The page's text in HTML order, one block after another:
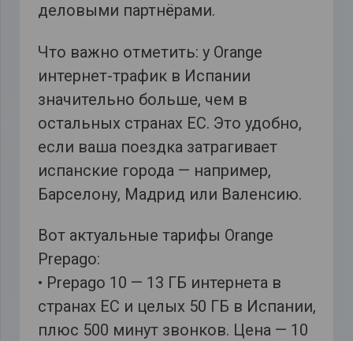
деловыми партнёрами.
Что важно отметить: у Orange
интернет-трафик в Испании
значительно больше, чем в
остальных странах ЕС. Это удобно,
если ваша поездка затрагивает
испанские города — например,
Барселону, Мадрид или Валенсию.
Вот актуальные тарифы Orange
Prepago:
• Prepago 10 — 13 ГБ интернета в
странах ЕС и целых 50 ГБ в Испании,
плюс 500 минут звонков. Цена — 10